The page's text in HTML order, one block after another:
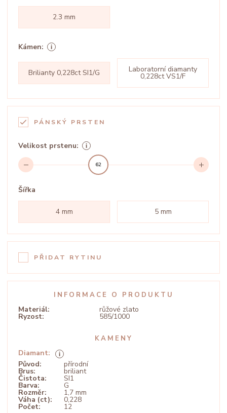
2.3 mm
Kámen:
Brilianty 0,228ct SI1/G Laboratorní diamanty
0,228ct VS1/F
PÁNSKÝ PRSTEN
Velikost prstenu:
62
Šířka
4 mm 5 mm
PŘIDAT RYTINU
INFORMACE O PRODUKTU
Materiál: růžové zlato
Ryzost: 585/1000
KAMENY
Diamant:
Původ:
přírodní
Brus: briliant
Čistota: SI1
Barva: G
Rozměr: 1,7 mm
Váha (ct): 0,228
Počet: 12